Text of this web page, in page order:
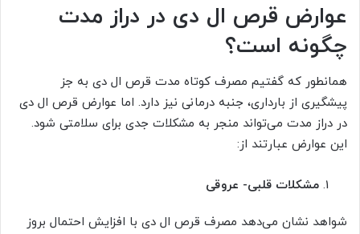
عوارض قرص ال دی در دراز مدت
چگونه است؟
همانطور که گفتیم مصرف کوتاه مدت قرص ال دی به جز
پیشگیری از بارداری، جنبه درمانی نیز دارد. اما عوارض قرص ال دی
در دراز مدت می‌تواند منجر به مشکلات جدی برای سلامتی شود.
این عوارض عبارتند از:
مشکلات قلبی- عروقی
شواهد نشان می‌دهد مصرف قرص ال دی با افزایش احتمال بروز